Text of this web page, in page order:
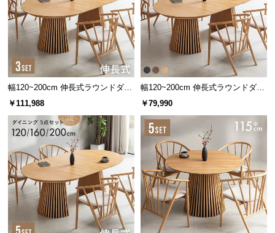
幅120~200cm 伸長式ラウンドダイ
ニング3点セット
￥111,988
幅120~200cm 伸長式ラウンドダイ
ニングテーブル 6人掛け 天然木突
￥79,990